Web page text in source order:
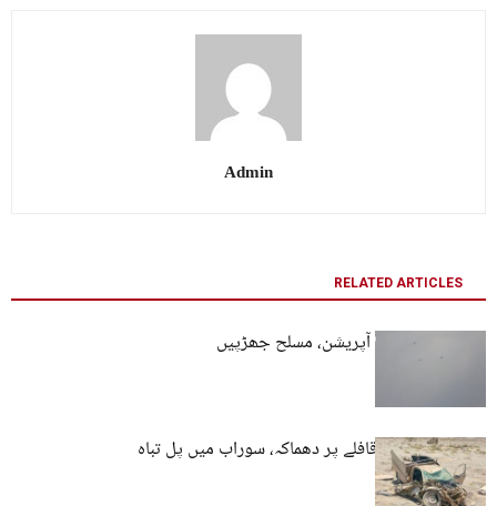
Admin
RELATED ARTICLES
بلیدہ میں فوجی آپریشن، مسلح جھڑپیں
کیچ میں فوجی قافلے پر دھماکہ، سوراب میں پل تباہ